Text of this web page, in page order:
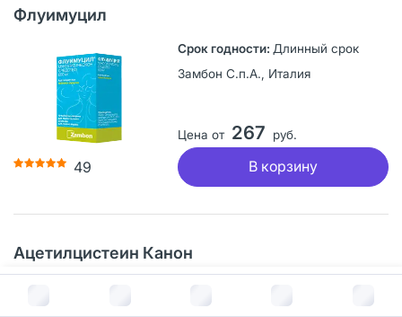
Флуимуцил
49
Длинный срок
Замбон С.п.А., Италия
Цена от 267 руб.
В корзину
Ацетилцистеин Канон